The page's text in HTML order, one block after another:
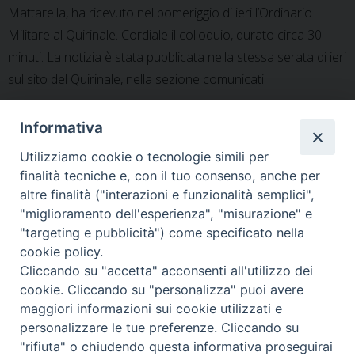
Mattarella, ha ricevuto nel pomeriggio di ieri l’Ordinario
Militare al Quirinale. Cordiale il colloquio, durato circa 30
minuti. La notizia è stata pubblicata nella stessa serata di ieri
sul sito del Quirinale, nella sezione comunicati.
Ad Assisi, dal 13 al 17
giugno, il Corso di formazione
e aggiornamento per i
Cappellani Militari
(13-06-2016) Assisi –
Introduzione dell’Arcivescovo
all’incontro di aggiornamento
e formazione per il Cappellani
Ordinariato Militare per l'Italia
Salita del Grillo, 37 - 00184 Roma
Informativa
Utilizziamo cookie o tecnologie simili per
finalità tecniche e, con il tuo consenso, anche per
altre finalità ("interazioni e funzionalità semplici",
"miglioramento dell'esperienza", "misurazione" e
"targeting e pubblicità") come specificato nella
cookie policy.
Cliccando su "accetta" acconsenti all'utilizzo dei
cookie. Cliccando su "personalizza" puoi avere
maggiori informazioni sui cookie utilizzati e
personalizzare le tue preferenze. Cliccando su
"rifiuta" o chiudendo questa informativa proseguirai